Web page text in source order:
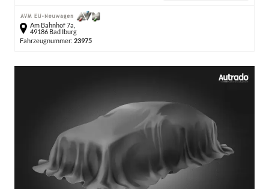
Am Bahnhof 7a,
49186 Bad Iburg
Fahrzeugnummer: 23975